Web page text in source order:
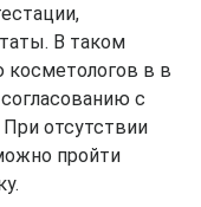
В таком
в в
с
отсутствии
пройти